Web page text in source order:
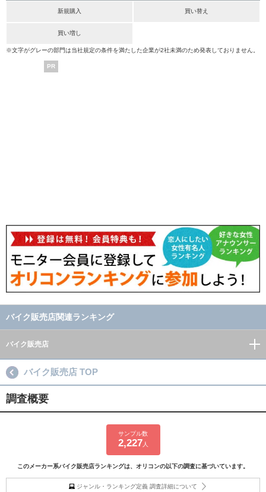
新規購入 買い替え
買い増し
※文字がグレーの部門は当社規定の条件を満たした企業が2社未満のため発表しておりません。
PR
バイク販売店関連ランキング
バイク販売店
バイク販売店 TOP
調査概要
サンプル数
2,227 人
このメーカー系バイク販売店ランキングは、オリコンの以下の調査に基づいています。
ジャンル・ランキング定義 調査詳細について